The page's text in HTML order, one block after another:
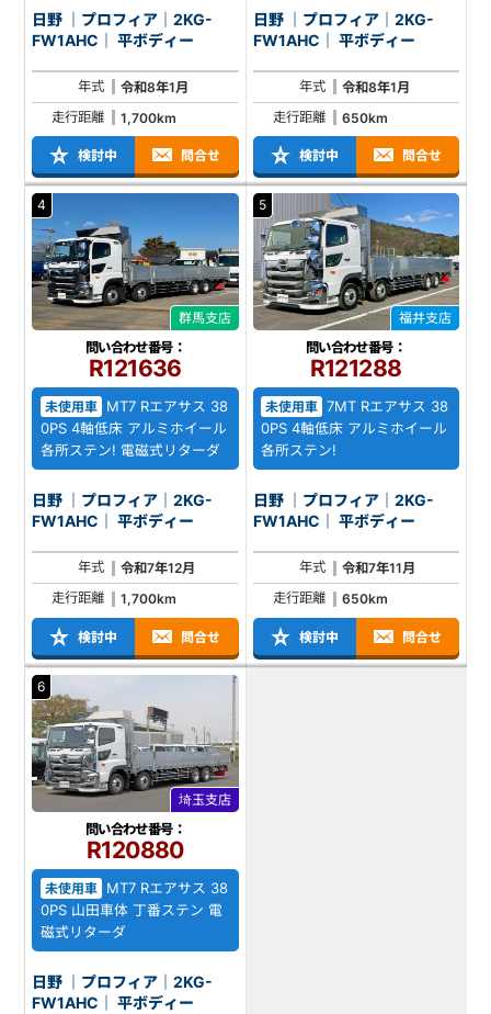
日野 ｜プロフィア｜2KG-
FW1AHC｜ 平ボディー
年式
令和8年1月
走行距離
1,700km
検討中 問合せ
日野 ｜プロフィア｜2KG-
FW1AHC｜ 平ボディー
年式
令和8年1月
走行距離
650km
検討中 問合せ
4
群馬支店
問い合わせ番号：
R121636
未使用車
MT7 Rエアサス 38
0PS 4軸低床 アルミホイール
各所ステン! 電磁式リターダ
日野 ｜プロフィア｜2KG-
FW1AHC｜ 平ボディー
年式
令和7年12月
走行距離
1,700km
検討中 問合せ
5
福井支店
問い合わせ番号：
R121288
未使用車 7MT Rエアサス 38
0PS 4軸低床 アルミホイール
各所ステン!
日野 ｜プロフィア｜2KG-
FW1AHC｜ 平ボディー
年式
令和7年11月
走行距離
650km
検討中 問合せ
6
埼玉支店
問い合わせ番号：
R120880
未使用車
MT7 Rエアサス 38
0PS 山田車体 丁番ステン 電
磁式リターダ
日野 ｜プロフィア｜2KG-
FW1AHC｜ 平ボディー